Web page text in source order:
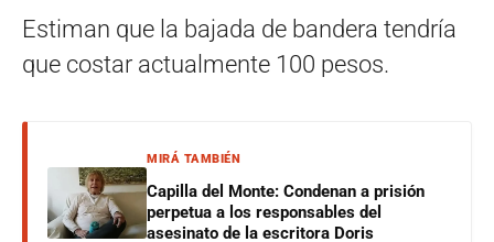
Estiman que la bajada de bandera tendría
que costar actualmente 100 pesos.
MIRÁ TAMBIÉN
Capilla del Monte: Condenan a prisión
perpetua a los responsables del
asesinato de la escritora Doris